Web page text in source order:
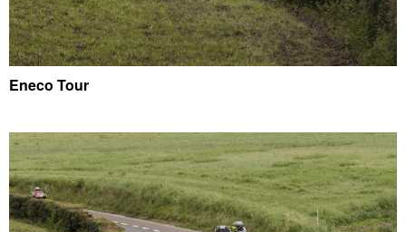
Eneco Tour